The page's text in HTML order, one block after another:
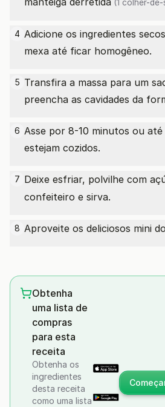
(1 colher-de-
4 Adicione os ingredientes
mexa até ficar homogêneo.
5 Transfira a massa para um
preencha as cavidades da
6 Asse por 8-10 minutos ou
estejam cozidos.
7 Deixe esfriar, polvilhe com
confeiteiro e sirva.
8 Aproveite os deliciosos mini
Obtenha
uma lista de
compras
para esta
receita
Obtenha os
ingredientes
desta receita
como uma lista